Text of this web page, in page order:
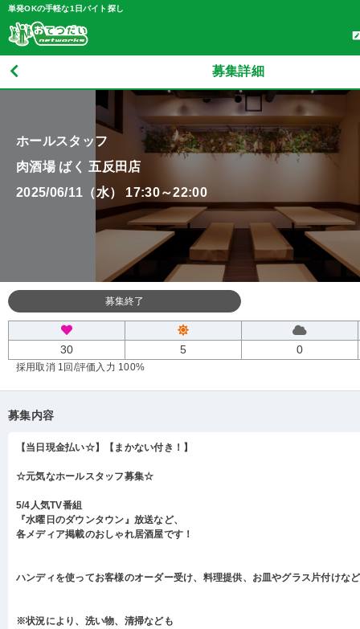
単発OKの手軽な1日バイト探し
募集詳細
ホールスタッフ
肉酒場 ばく 五反田店
2025/06/11（水） 17:30～22:00
募集終了
30 5 0
採用取消 1回 /評価入力 100%
募集内容
【当日現金払い☆】【まかない付き！】
☆元気なホールスタッフ募集☆
5/4人気TV番組
『水曜日のダウンタウン』放送など、
各メディア掲載のおしゃれ居酒屋です！
ハンディを使ってお客様のオーダー受け、料理提供、お皿やグラス片付けな
※状況により、洗い物、清掃なども